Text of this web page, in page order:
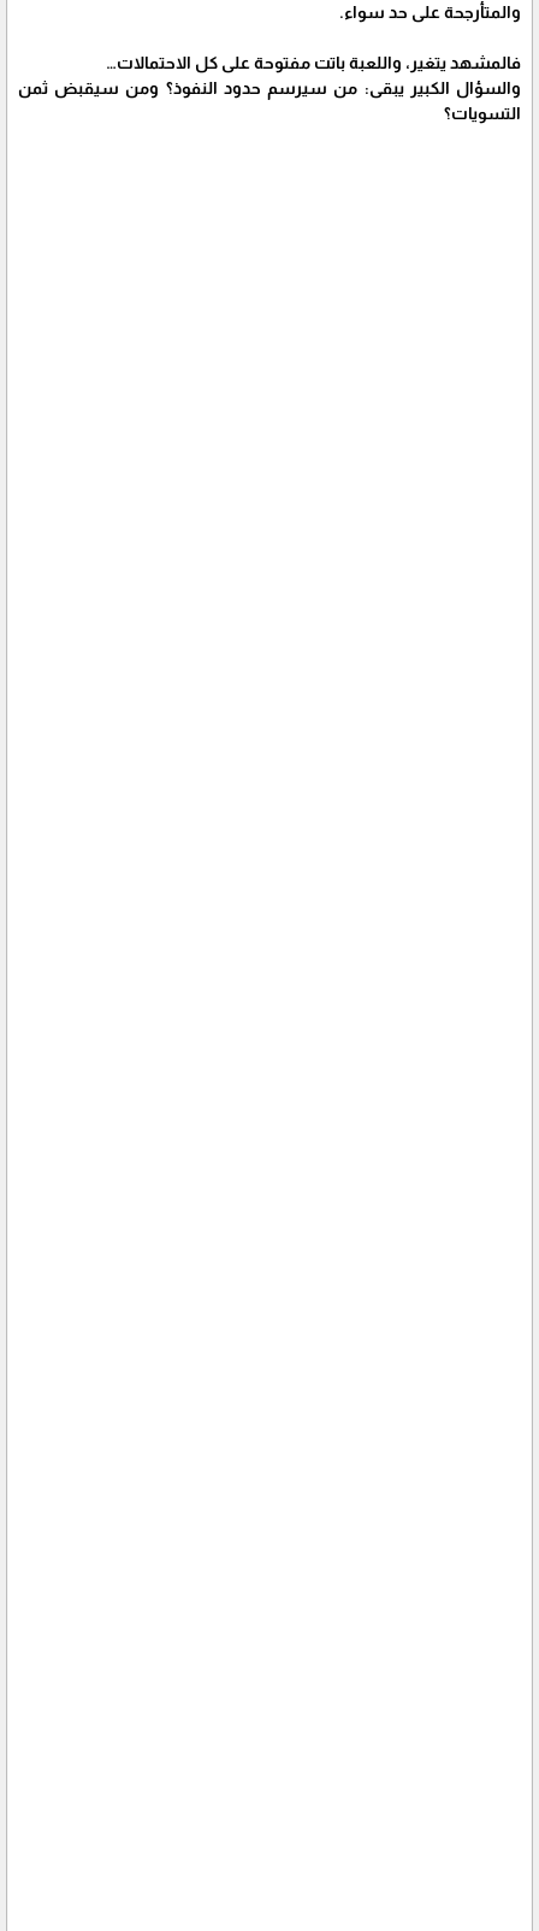
والمتأرجحة على حد سواء.
فالمشهد يتغير، واللعبة باتت مفتوحة على كل الاحتمالات…
والسؤال الكبير يبقى: من سيرسم حدود النفوذ؟ ومن سيقبض ثمن
التسويات؟